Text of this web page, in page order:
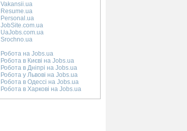
Vakansii.ua
Resume.ua
Personal.ua
JobSite.com.ua
UaJobs.com.ua
Srochno.ua
Робота на Jobs.ua
Робота в Києві на Jobs.ua
Робота в Дніпрі на Jobs.ua
Робота у Львові на Jobs.ua
Робота в Одессі на Jobs.ua
Робота в Харкові на Jobs.ua